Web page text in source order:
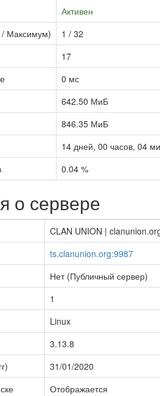
Активен
/ Максимум)
1 / 32
17
0 мс
642.50 МиБ
846.35 МиБ
14 дней, 00 часов, 04
0.04 %
о сервере
CLAN UNION |
ts.clanunion.org:9987
Нет (Публичный сервер)
1
Linux
3.13.8
31/01/2020
Отображается